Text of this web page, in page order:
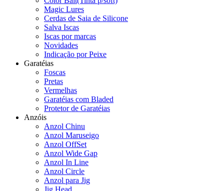
Magic Lures
Cerdas de Saia de Silicone
Salva Iscas
Iscas por marcas
Novidades
Indicação por Peixe
Garatéias
Foscas
Pretas
Vermelhas
Garatéias com Bladed
Protetor de Garatéias
Anzóis
Anzol Chinu
Anzol Maruseigo
Anzol OffSet
Anzol Wide Gap
Anzol In Line
Anzol Circle
Anzol para Jig
Jig Head